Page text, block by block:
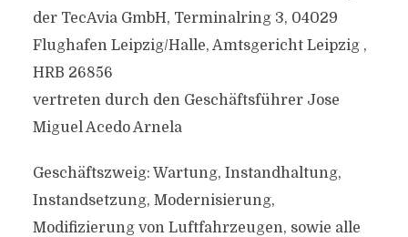
der TecAvia GmbH, Terminalring 3, 04029
Flughafen Leipzig/Halle, Amtsgericht Leipzig ,
HRB 26856
vertreten durch den Geschäftsführer Jose
Miguel Acedo Arnela
Geschäftszweig: Wartung, Instandhaltung,
Instandsetzung, Modernisierung,
Modifizierung von Luftfahrzeugen, sowie alle